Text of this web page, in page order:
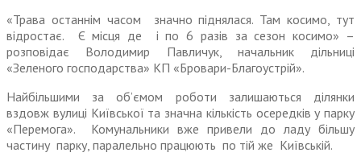
«Трава останнім часом значно піднялася. Там косимо, тут
відростає. Є місця де і по 6 разів за сезон косимо» –
розповідає Володимир Павличук, начальник дільниці
«Зеленого господарства» КП «Бровари-Благоустрій».
Найбільшими за об’ємом роботи залишаються ділянки
вздовж вулиці Київської та значна кількість осередків у парку
«Перемога». Комунальники вже привели до ладу більшу
частину парку, паралельно працюють по тій же Київській.